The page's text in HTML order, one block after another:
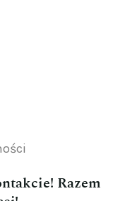
Razem